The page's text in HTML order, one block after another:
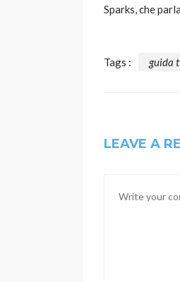
Sparks, che
Tags : guida
LEAVE A